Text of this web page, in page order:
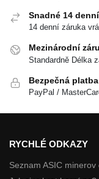
Snadné 14
14 denní záruka
Mezinárodní
Standardně Délka
Bezpečná platba
PayPal /
RYCHLÉ ODKAZY
Seznam ASIC minerov